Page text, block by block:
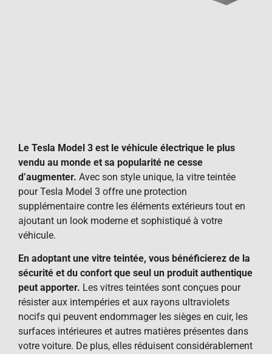
Le Tesla Model 3 est le véhicule électrique le plus
vendu au monde et sa popularité ne cesse
d’augmenter. Avec son style unique, la vitre teintée
pour Tesla Model 3 offre une protection
supplémentaire contre les éléments extérieurs tout en
ajoutant un look moderne et sophistiqué à votre
véhicule.
En adoptant une vitre teintée, vous bénéficierez de la
sécurité et du confort que seul un produit authentique
peut apporter. Les vitres teintées sont conçues pour
résister aux intempéries et aux rayons ultraviolets
nocifs qui peuvent endommager les sièges en cuir, les
surfaces intérieures et autres matières présentes dans
votre voiture. De plus, elles réduisent considérablement